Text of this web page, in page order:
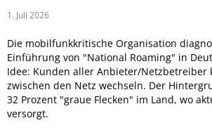
1. Juli 2026
Die mobilfunkkritische Organisation
Einführung von "National Roaming" in
Idee: Kunden aller Anbieter/Netzbetreiber
zwischen den Netz wechseln. Der
32 Prozent "graue Flecken" im Land, wo
versorgt.